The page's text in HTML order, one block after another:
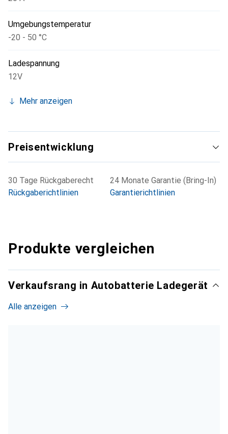
Umgebungstemperatur
-20 - 50 °C
Ladespannung
12V
Mehr anzeigen
Preisentwicklung
30 Tage Rückgaberecht
Rückgaberichtlinien
24 Monate Garantie (Bring-In)
Garantierichtlinien
Produkte vergleichen
Verkaufsrang in Autobatterie Ladegerät
Alle anzeigen